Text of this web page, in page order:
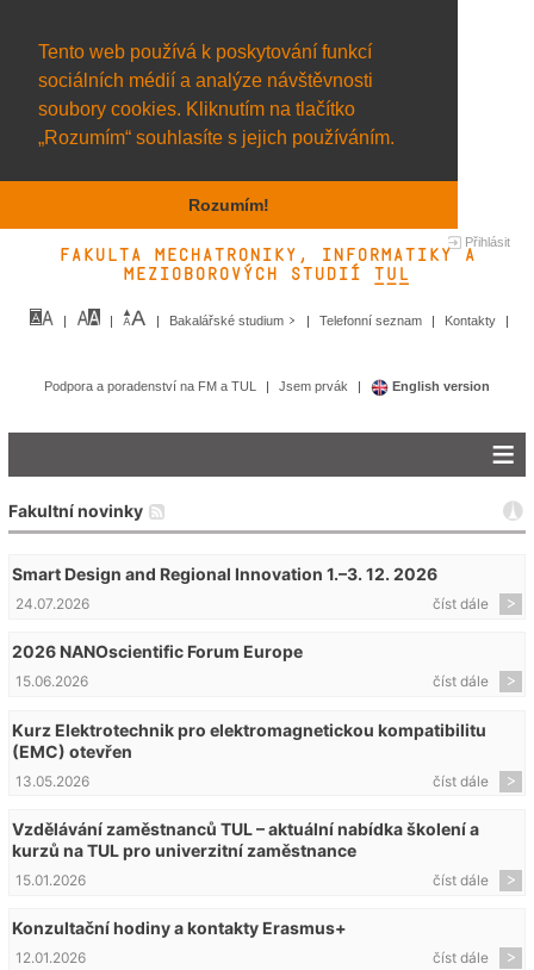
Tento web používá k poskytování funkcí
sociálních médií a analýze návštěvnosti
soubory cookies. Kliknutím na tlačítko
„Rozumím“ souhlasíte s jejich používáním.
Rozumím!
Přihlásit
Fakulta mechatroniky, informatiky a
mezioborových studií TUL&
Bakalářské studium Telefonní seznam Kontakty
Podpora a poradenství na FM a TUL Jsem prvák English version
Fakultní novinky
Smart Design and Regional Innovation 1.–3. 12. 2026
číst dále
24.07.2026
2026 NANOscientific Forum Europe
číst dále
15.06.2026
Kurz Elektrotechnik pro elektromagnetickou kompatibilitu
(EMC) otevřen
číst dále
13.05.2026
Vzdělávání zaměstnanců TUL – aktuální nabídka školení a
kurzů na TUL pro univerzitní zaměstnance
číst dále
15.01.2026
Konzultační hodiny a kontakty Erasmus+
číst dále
12.01.2026